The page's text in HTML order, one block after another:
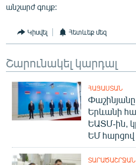
անշարժ գույք:
Կիսվել Հետևեք մեզ
Շարունակել կարդալ
ՀԱՅԱՍՏԱՆ
Երևանի
ԵԱՏՄ-ին,
ԵՄ
ՏԱՐԱԾԱՇՐՋԱՆ